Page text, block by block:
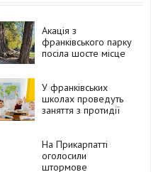
Акація з
франківського парку
посіла шосте місце
У франківських
школах проведуть
заняття з протидії
На Прикарпатті
оголосили
штормове